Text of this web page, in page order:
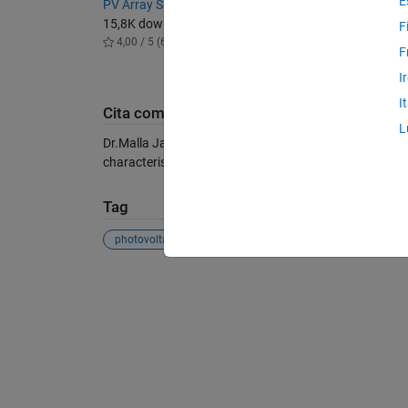
PV Array Simulink Block
15,8K download
4,00 / 5 (6)
Solar
2,5K
Cita come
Dr.Malla Jagan Mohana Rao (2026).
characteristics), MATLAB Central File Exchange.
Tag
photovoltaic